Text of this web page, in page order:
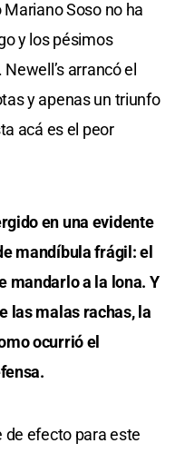
Soso no ha
y los pésimos
arrancó el
y apenas un triunfo
acá es el peor
en una evidente
mandíbula frágil: el
mandarlo a la lona. Y
las malas rachas, la
ocurrió el
de efecto para este